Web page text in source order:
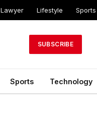
Lawyer Lifestyle Sports
SUBSCRIBE
Sports Technology